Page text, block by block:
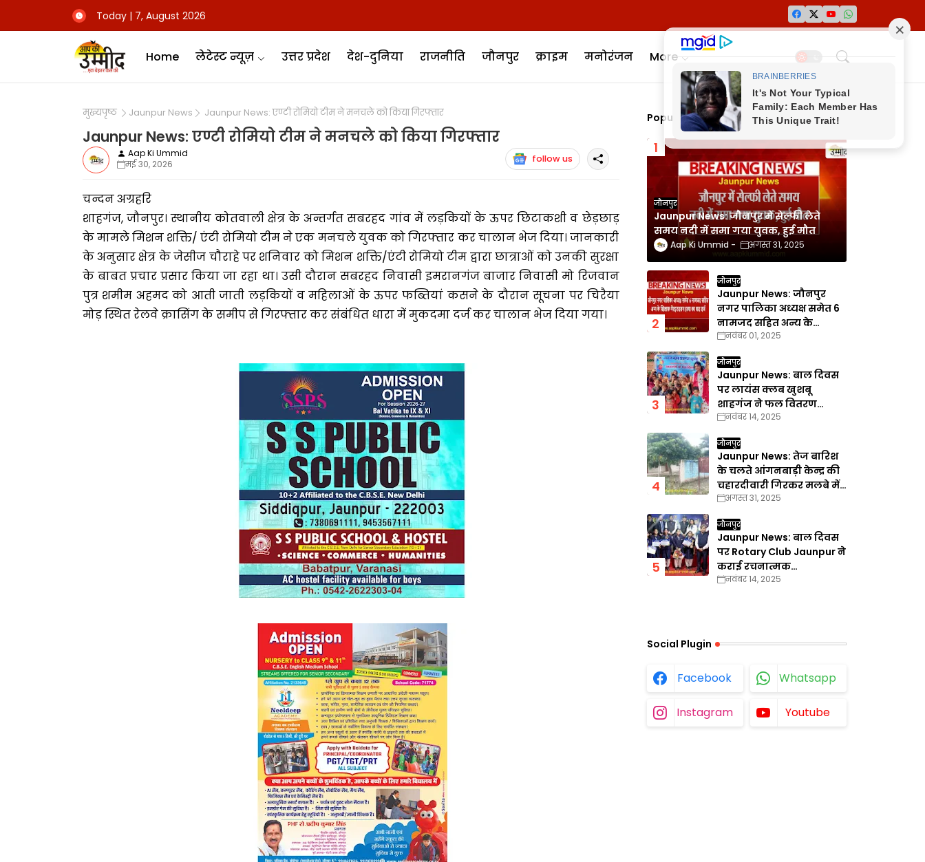
Today | 7, August 2026
Home लेटेस्ट न्यूज़ उत्तर प्रदेश देश-दुनिया राजनीति जौनपुर क्राइम मनोरंजन More
मुख्यपृष्ठ Jaunpur News Jaunpur News: एण्टी रोमियो टीम ने मनचले को किया गिरफ्तार
Jaunpur News: एण्टी रोमियो टीम ने मनचले को किया गिरफ्तार
Aap Ki Ummid
मई 30, 2026
follow us
चन्दन अग्रहरि
शाहगंज, जौनपुर। स्थानीय कोतवाली क्षेत्र के अन्तर्गत सबरहद गांव में लड़कियों के ऊपर छिटाकशी व छेड़छाड़
के मामले मिशन शक्ति/ एंटी रोमियो टीम ने एक मनचले युवक को गिरफ्तार कर चालान भेज दिया। जानकारी
के अनुसार क्षेत्र के जेसीज चौराहे पर शनिवार को मिशन शक्ति/एंटी रोमियो टीम द्वारा छात्राओं को उनकी सुरक्षा
के बाबत प्रचार प्रसार किया जा रहा था। उसी दौरान सबरहद निवासी इमरानगंज बाजार निवासी मो रिजवान
पुत्र शमीम अहमद को आती जाती लड़कियों व महिलाओं के ऊपर फब्तियां कसने के दौरान सूचना पर चिरैया
मोड़ स्थित रेलवे क्रासिंग के समीप से गिरफ्तार कर संबंधित धारा में मुकदमा दर्ज कर चालान भेज दिया गया।
Popular Posts
जौनपुर
Jaunpur News: जौनपुर में सेल्फी लेते
समय नदी में समा गया युवक, हुई मौत
Aap Ki Ummid अगस्त 31, 2025
जौनपुर
Jaunpur News: जौनपुर
नगर पालिका अध्यक्ष समेत 6
नामजद सहित अन्य के
खिलाफ गैरइरादतन हत्या का
नवंबर 01, 2025
जौनपुर
Jaunpur News: बाल दिवस
पर लायंस क्लब खुशबू
शाहगंज ने फल वितरण
कार्यक्रम का किया आयोजन
नवंबर 14, 2025
जौनपुर
Jaunpur News: तेज बारिश
के चलते आंगनबाड़ी केन्द्र की
चहारदीवारी गिरकर मलबे में
तब्दील
अगस्त 31, 2025
जौनपुर
Jaunpur News: बाल दिवस
पर Rotary Club Jaunpur ने
कराई रचनात्मक
प्रतियोगिताएँ
नवंबर 14, 2025
Social Plugin
Facebook Whatsapp
Instagram Youtube